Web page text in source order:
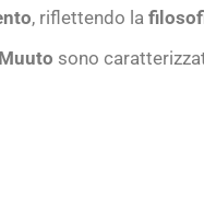
, riflettendo la
sono